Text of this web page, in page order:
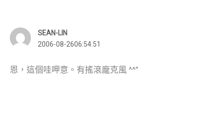
SEAN-LIN
2006-08-2606:54:51
恩，這個哇呷意。有搖滾龐克風 ^^”